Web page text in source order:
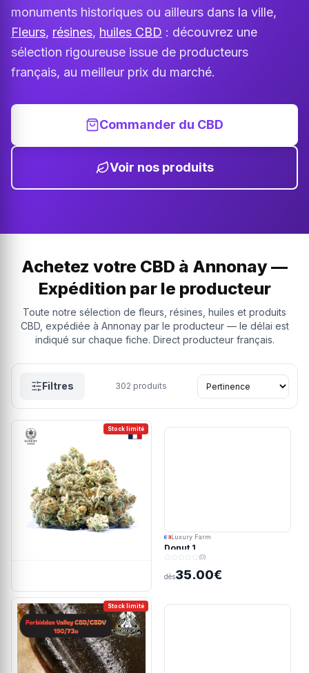
monuments historiques ou ailleurs dans la ville,
Fleurs, résines, huiles CBD : découvrez une
sélection rigoureuse issue de producteurs
français, au meilleur prix du marché.
Commander du CBD
Voir nos produits
Achetez votre CBD à Annonay —
Expédition par le producteur
Toute notre sélection de fleurs, résines, huiles et produits
CBD, expédiée à Annonay par le producteur — le délai est
indiqué sur chaque fiche. Direct producteur français.
Filtres 302 produits
Stock limité
Luxury Farm
Donut 1
(0)
dès35.00€
Stock limité